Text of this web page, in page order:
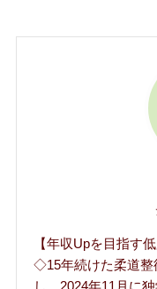
【年収Upを目指す
◇15年続けた柔道整
し、2024年11月に